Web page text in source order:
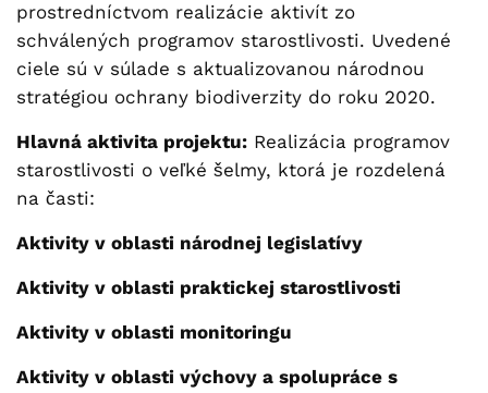
prostredníctvom realizácie aktivít zo
schválených programov starostlivosti. Uvedené
ciele sú v súlade s aktualizovanou národnou
stratégiou ochrany biodiverzity do roku 2020.
Hlavná aktivita projektu: Realizácia programov
starostlivosti o veľké šelmy, ktorá je rozdelená
na časti:
Aktivity v oblasti národnej legislatívy
Aktivity v oblasti praktickej starostlivosti
Aktivity v oblasti monitoringu
Aktivity v oblasti výchovy a spolupráce s